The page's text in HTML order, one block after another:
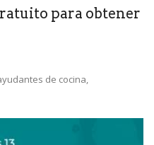
para obtener
de cocina,